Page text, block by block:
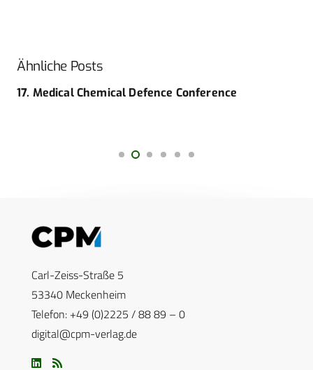
Ähnliche Posts
17. Medical Chemical Defence Conference
Carl-Zeiss-Straße 5
53340 Meckenheim
Telefon: +49 (0)2225 / 88 89 – 0
digital@cpm-verlag.de